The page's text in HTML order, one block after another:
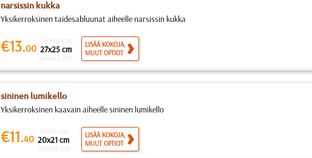
narsissin kukka
Yksikerroksinen taidesabluunat aiheelle narsissin kukka
€13.00 27x25 cm
LISÄÄ KOKOJA,
MUUT OPTIOT
sininen lumikello
Yksikerroksinen kaavain aiheelle sininen lumikello
€11.40 20x21 cm
LISÄÄ KOKOJA,
MUUT OPTIOT